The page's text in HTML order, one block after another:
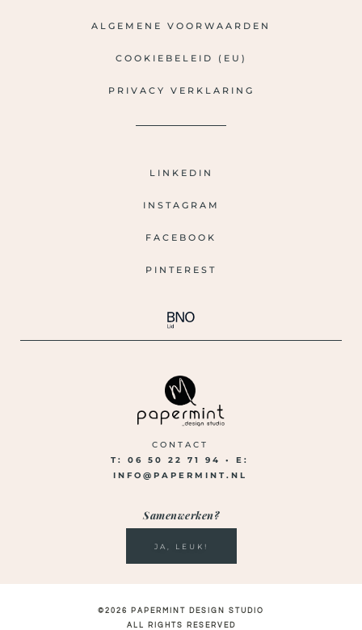
ALGEMENE VOORWAARDEN
COOKIEBELEID (EU)
PRIVACY VERKLARING
LINKEDIN
INSTAGRAM
FACEBOOK
PINTEREST
CONTACT
T: 06 50 22 71 94 •E:
INFO@PAPERMINT.NL
Samenwerken?
JA, LEUK!
©2026 PAPERMINT DESIGN STUDIO
ALL RIGHTS RESERVED